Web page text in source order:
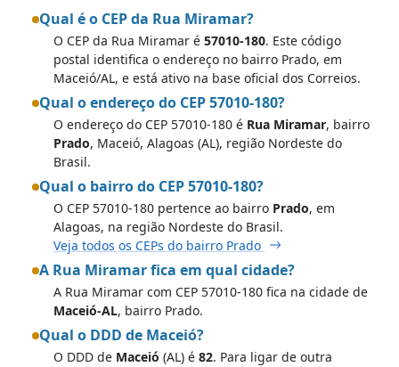
Qual é o CEP da Rua Miramar?
O CEP da Rua Miramar é 57010-180. Este código
postal identifica o endereço no bairro Prado, em
Maceió/AL, e está ativo na base oficial dos Correios.
Qual o endereço do CEP 57010-180?
O endereço do CEP 57010-180 é Rua Miramar, bairro
Prado, Maceió, Alagoas (AL), região Nordeste do
Brasil.
Qual o bairro do CEP 57010-180?
O CEP 57010-180 pertence ao bairro Prado, em
Alagoas, na região Nordeste do Brasil.
Veja todos os CEPs do bairro Prado
A Rua Miramar fica em qual cidade?
A Rua Miramar com CEP 57010-180 fica na cidade de
Maceió-AL, bairro Prado.
Qual o DDD de Maceió?
O DDD de Maceió (AL) é 82. Para ligar de outra